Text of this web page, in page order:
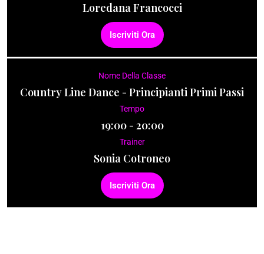
Loredana Francocci
Iscriviti Ora
Nome Della Classe
Country Line Dance - Principianti Primi Passi
Tempo
19:00 - 20:00
Trainer
Sonia Cotroneo
Iscriviti Ora